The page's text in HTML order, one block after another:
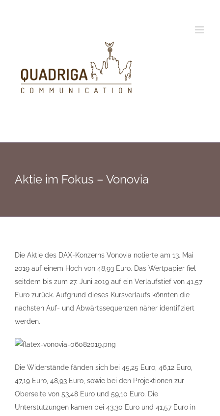
Aktie im Fokus – Vonovia
Die Aktie des DAX-Konzerns Vonovia notierte am 13. Mai
2019 auf einem Hoch von 48,93 Euro. Das Wertpapier fiel
seitdem bis zum 27. Juni 2019 auf ein Verlaufstief von 41,57
Euro zurück. Aufgrund dieses Kursverlaufs könnten die
nächsten Auf- und Abwärtssequenzen näher identifiziert
werden.
Die Widerstände fänden sich bei 45,25 Euro, 46,12 Euro,
47,19 Euro, 48,93 Euro, sowie bei den Projektionen zur
Oberseite von 53,48 Euro und 59,10 Euro. Die
Unterstützungen kämen bei 43,30 Euro und 41,57 Euro in